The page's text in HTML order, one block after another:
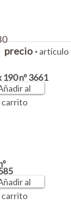
precio · artículo
nº 3661
al
carrito
al
carrito